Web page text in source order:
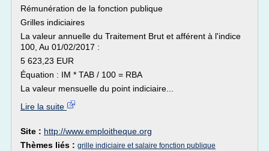
Rémunération de la fonction publique
Grilles indiciaires
La valeur annuelle du Traitement Brut et afférent à l'indice
100, Au 01/02/2017 :
5 623,23 EUR
Équation : IM * TAB / 100 = RBA
La valeur mensuelle du point indiciaire...
Lire la suite
Site : http://www.emploitheque.org
Thèmes liés : grille indiciaire et salaire fonction publique